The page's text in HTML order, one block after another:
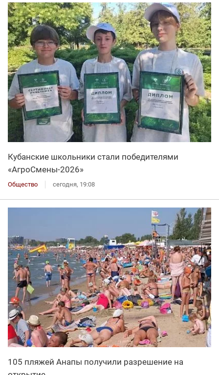
Кубанские школьники стали победителями
«АгроСмены-2026»
Общество сегодня, 19:08
105 пляжей Анапы получили разрешение на